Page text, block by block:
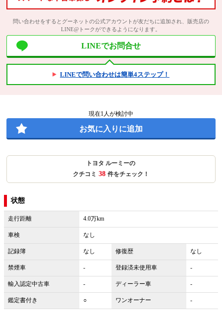
問い合わせをするとグーネットの公式アカウントが友だちに追加され、販売店の
LINE@トークができるようになります。
LINEでお問合せ
LINEで問い合わせは簡単4ステップ！
現在1 人が検討中
お気に入りに追加
トヨタ ルーミーの
クチコミ 38 件をチェック！
状態
走行距離 4.0万km
車検 なし
記録簿 なし 修復歴 なし
禁煙車 - 登録済未使用車 -
輸入認定中古車 - ディーラー車 -
鑑定書付き ○ ワンオーナー -